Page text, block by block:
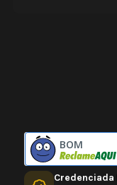
BOM
Credenciada